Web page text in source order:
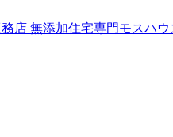
無添加住宅専門モスハウス